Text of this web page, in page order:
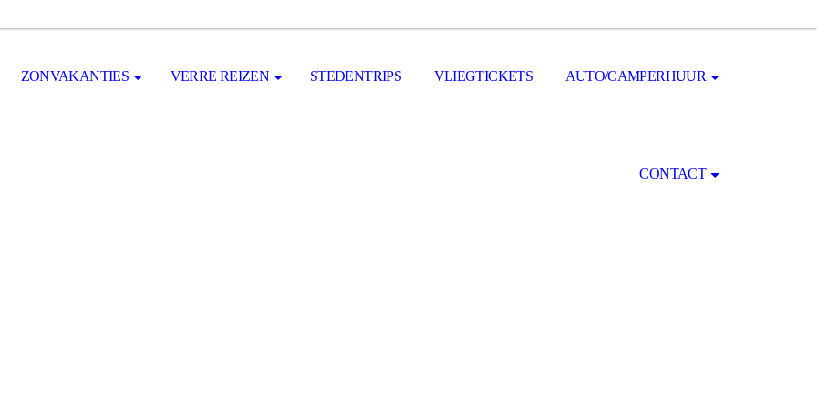
ZONVAKANTIES VERRE REIZEN STEDENTRIPS VLIEGTICKETS AUTO/CAMPERHUUR
CONTACT